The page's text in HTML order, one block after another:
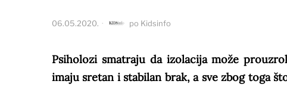
06.05.2020. po Kidsinfo
Psiholozi smatraju da izolacija može
imaju sretan i stabilan brak, a sve zbog toga